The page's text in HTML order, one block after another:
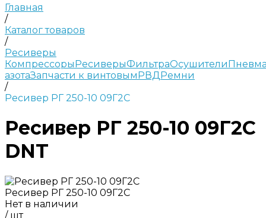
Главная
/
Каталог товаров
/
Ресиверы
КомпрессорыРесиверыФильтраОсушители
азотаЗапчасти к винтовымРВДРемни
/
Ресивер РГ 250-10 09Г2С
Ресивер РГ 250-10 09Г2С
DNT
Ресивер РГ 250-10 09Г2С
Нет в наличии
/ шт